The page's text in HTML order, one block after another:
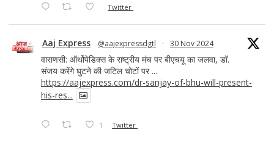
Twitter
Aaj Express @aajexpressdgtl · 30 Nov 2024
वाराणसी: ऑर्थोपेडिक्स के राष्ट्रीय मंच पर बीएचयू का जलवा, डॉ.
संजय करेंगे घुटने की जटिल चोटों पर ...
https://aajexpress.com/dr-sanjay-of-bhu-will-present-
his-res...
1 Twitter